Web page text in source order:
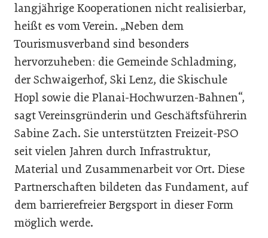
langjährige Kooperationen nicht realisierbar,
heißt es vom Verein. „Neben dem
Tourismusverband sind besonders
hervorzuheben: die Gemeinde Schladming,
der Schwaigerhof, Ski Lenz, die Skischule
Hopl sowie die Planai-Hochwurzen-Bahnen“,
sagt Vereinsgründerin und Geschäftsführerin
Sabine Zach. Sie unterstützten Freizeit-PSO
seit vielen Jahren durch Infrastruktur,
Material und Zusammenarbeit vor Ort. Diese
Partnerschaften bildeten das Fundament, auf
dem barrierefreier Bergsport in dieser Form
möglich werde.